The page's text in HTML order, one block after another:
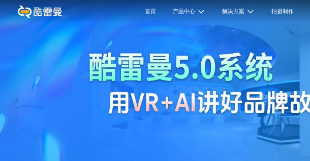
首页 产品中心 解决方案 拍摄制作